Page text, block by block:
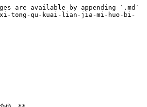
are available by appending `.md`
xi-tong-qu-kuai-lian-jia-mi-huo-bi-